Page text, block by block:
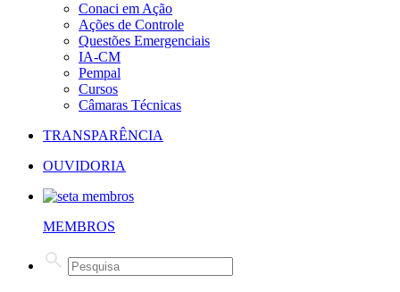
Conaci em Ação
Ações de Controle
Questões Emergenciais
IA-CM
Pempal
Cursos
Câmaras Técnicas
TRANSPARÊNCIA
OUVIDORIA
MEMBROS